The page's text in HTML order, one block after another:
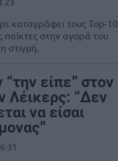
καταγράφει τους Top-10
παίκτες στην αγορά του
στιγμή.
“την είπε” στον
Λέικερς: “Δεν
να είσαι